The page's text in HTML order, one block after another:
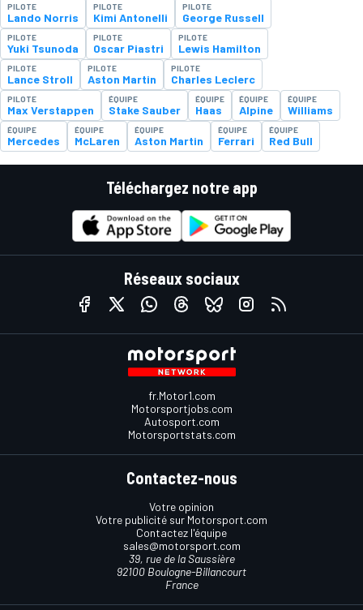
PILOTE
Lando Norris
PILOTE
Kimi Antonelli
PILOTE
George Russell
PILOTE
Yuki Tsunoda
PILOTE
Oscar Piastri
PILOTE
Lewis Hamilton
PILOTE
Lance Stroll
PILOTE
Aston Martin
PILOTE
Charles Leclerc
PILOTE
Max Verstappen
ÉQUIPE
Stake Sauber
ÉQUIPE
Haas
ÉQUIPE
Alpine
ÉQUIPE
Williams
ÉQUIPE
Mercedes
ÉQUIPE
McLaren
ÉQUIPE
Aston Martin
ÉQUIPE
Ferrari
ÉQUIPE
Red Bull
Téléchargez notre app
Réseaux sociaux
fr.Motor1.com
Motorsportjobs.com
Autosport.com
Motorsportstats.com
Contactez-nous
Votre opinion
Votre publicité sur Motorsport.com
Contactez l'équipe
sales@motorsport.com
39, rue de la Saussière
92100 Boulogne-Billancourt
France